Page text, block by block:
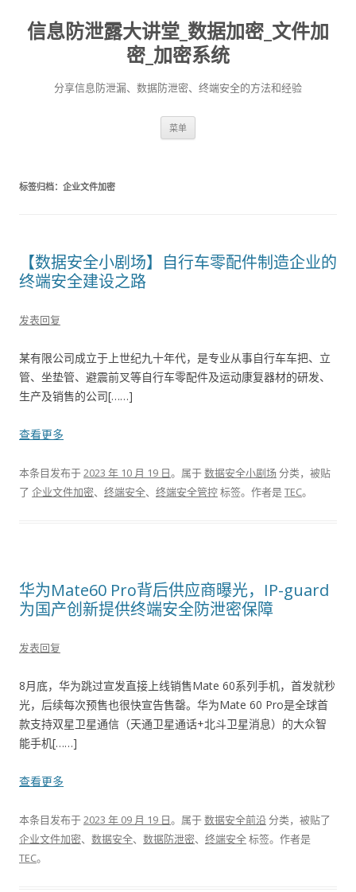
信息防泄露大讲堂_数据加密_文件加
密_加密系统
分享信息防泄漏、数据防泄密、终端安全的方法和经验
菜单
标签归档： 企业文件加密
【数据安全小剧场】自行车零配件制造企业的
终端安全建设之路
发表回复
某有限公司成立于上世纪九十年代，是专业从事自行车车把、立
管、坐垫管、避震前叉等自行车零配件及运动康复器材的研发、
生产及销售的公司[……]
查看更多
本条目发布于2023 年 10 月 19 日。属于数据安全小剧场分类，被贴
了 企业文件加密、 终端安全、 终端安全管控标签。 作者是TEC。
华为Mate60 Pro背后供应商曝光，IP-guard
为国产创新提供终端安全防泄密保障
发表回复
8月底，华为跳过宣发直接上线销售Mate 60系列手机，首发就秒
光，后续每次预售也很快宣告售罄。华为Mate 60 Pro是全球首
款支持双星卫星通信（天通卫星通话+北斗卫星消息）的大众智
能手机[……]
查看更多
本条目发布于2023 年 09 月 19 日。属于数据安全前沿分类，被贴了
企业文件加密、 数据安全、 数据防泄密、 终端安全标签。 作者是
TEC。